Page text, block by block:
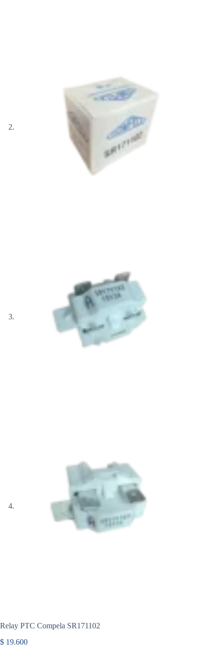
Relay PTC Compela SR171102
$ 19.600